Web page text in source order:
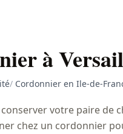
à
/ Cordonnier en Ile-de-
votre paire de
chez un cordonnier